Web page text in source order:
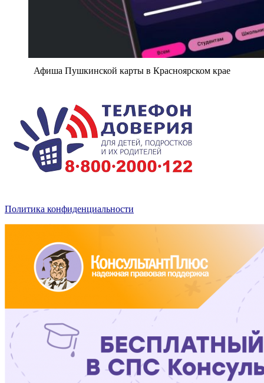
Афиша Пушкинской карты в Красноярском крае
Политика конфиденциальности